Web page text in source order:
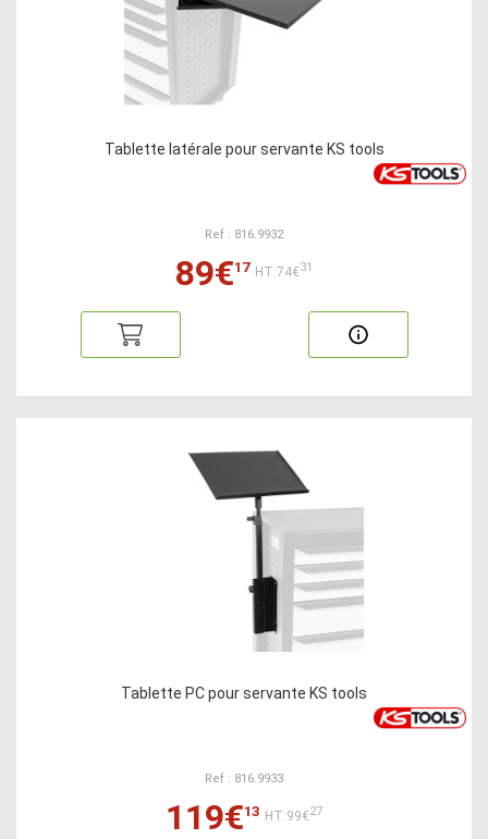
Tablette latérale pour servante KS tools
Ref : 816.9932
89€17 HT:74€31
Tablette PC pour servante KS tools
Ref : 816.9933
119€13 HT:99€27